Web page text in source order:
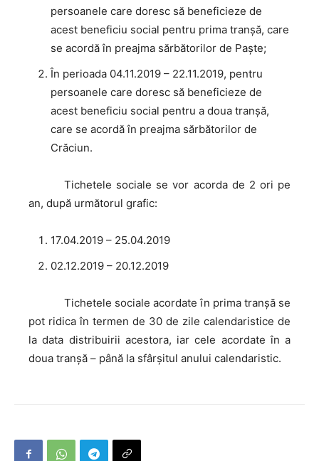
persoanele care doresc să beneficieze de
acest beneficiu social pentru prima tranșă, care
se acordă în preajma sărbătorilor de Paşte;
În perioada 04.11.2019 – 22.11.2019, pentru
persoanele care doresc să beneficieze de
acest beneficiu social pentru a doua tranșă,
care se acordă în preajma sărbătorilor de
Crăciun.
Tichetele sociale se vor acorda de 2 ori pe
an, după următorul grafic:
17.04.2019 – 25.04.2019
02.12.2019 – 20.12.2019
Tichetele sociale acordate în prima tranșă se
pot ridica în termen de 30 de zile calendaristice de
la data distribuirii acestora, iar cele acordate în a
doua tranșă – până la sfârşitul anului calendaristic.